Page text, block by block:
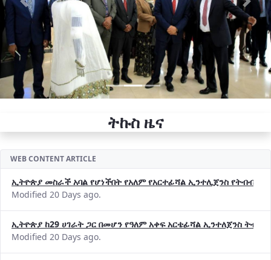
Previous Next
ትኩስ ዜና
WEB CONTENT ARTICLE
ኢትዮጵያ መስራች አባል የሆነችበት የአለም የአርተፊሻል ኢንተሊጀንስ የትብብር
Modified 20 Days ago.
ኢትዮጵያ ከ29 ሀገራት ጋር በመሆን የዓለም አቀፍ አርቴፊሻል ኢንተለጀንስ
Modified 20 Days ago.